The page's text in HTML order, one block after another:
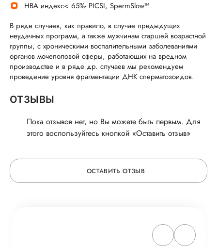
НВА индекс< 65%- PICSI, SpermSlow™
В ряде случаев, как правило, в случае предыдущих
неудачных программ, а также мужчинам старшей возрастной
группы, с хроническими воспалительными заболеваниями
органов мочеполовой сферы, работающих на вредном
производстве и в ряде др. случаев мы рекомендуем
проведение уровня фрагментации ДНК сперматозоидов.
ОТЗЫВЫ
Пока отзывов нет, но Вы можете быть первым. Для
этого воспользуйтесь кнопкой «Оставить отзыв»
ОСТАВИТЬ ОТЗЫВ